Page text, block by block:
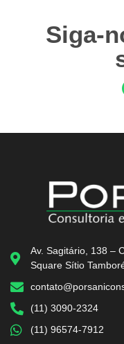
Siga-
Av. Sagitário, 138 –
Square Sítio
(11) 3090-2324
(11) 96574-7912